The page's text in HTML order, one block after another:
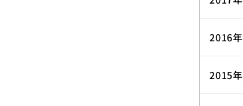
2016年
2015年